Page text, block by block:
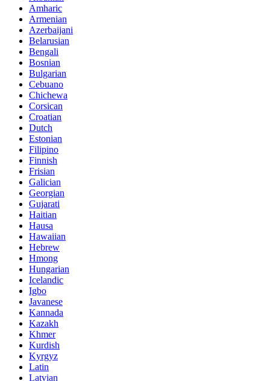
Amharic
Armenian
Azerbaijani
Belarusian
Bengali
Bosnian
Bulgarian
Cebuano
Chichewa
Corsican
Croatian
Dutch
Estonian
Filipino
Finnish
Frisian
Galician
Georgian
Gujarati
Haitian
Hausa
Hawaiian
Hebrew
Hmong
Hungarian
Icelandic
Igbo
Javanese
Kannada
Kazakh
Khmer
Kurdish
Kyrgyz
Latin
Latvian